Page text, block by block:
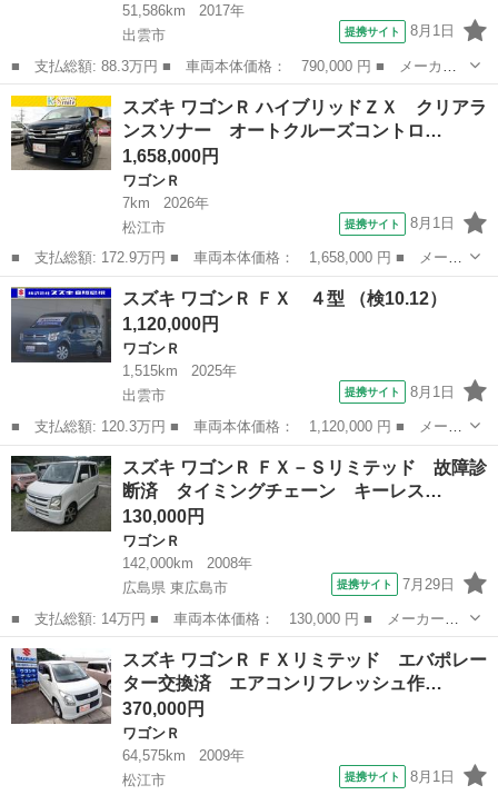
51,586km
2017年
出雲市
提携サイト 8月1日
■ 支払総額: 88.3万円 ■ 車両本体価格： 790,000 円 ■ メーカー
名： スズキ ■ 車種名： ワゴンＲ ■ グレード名： ＨＹＢＲＩ
Ｄ ＦＸ ４ＷＤ ナビゲーション ＥＴＣ ４ＷＤ 全方位カメ
ラ ナビ ＥＴ...
島根 出雲市 ワゴンＲ
スズキ ワゴンＲ ハイブリッドＺＸ クリアラ
ンスソナー オートクルーズコントロ…
1,658,000円
ワゴンＲ
7km
2026年
松江市
提携サイト 8月1日
■ 支払総額: 172.9万円 ■ 車両本体価格： 1,658,000 円 ■ メーカ
ー名： スズキ ■ 車種名： ワゴンＲ ■ グレード名： ハイブリ
ッドＺＸ クリアランスソナー オートクルーズコントロール レー
ンアシス...
島根 松江市 ワゴンＲ
スズキ ワゴンＲ ＦＸ ４型 （検10.12）
1,120,000円
ワゴンＲ
1,515km
2025年
出雲市
提携サイト 8月1日
■ 支払総額: 120.3万円 ■ 車両本体価格： 1,120,000 円 ■ メーカ
ー名： スズキ ■ 車種名： ワゴンＲ ■ グレード名： ＦＸ ４
型 ■ 排気量： 660cc ■ ドア枚数： 5D ■ ミッション： ...
島根 出雲市 ワゴンＲ
スズキ ワゴンＲ ＦＸ－Ｓリミテッド 故障診
断済 タイミングチェーン キーレス…
130,000円
ワゴンＲ
142,000km
2008年
広島県 東広島市
提携サイト 7月29日
■ 支払総額: 14万円 ■ 車両本体価格： 130,000 円 ■ メーカー
名： スズキ ■ 車種名： ワゴンＲ ■ グレード名： ＦＸ－Ｓリ
ミテッド 故障診断済 タイミングチェーン キーレス 電動格納ミ
ラー 盗難防止装...
広島 ワゴンＲ
スズキ ワゴンＲ ＦＸリミテッド エバポレー
ター交換済 エアコンリフレッシュ作…
370,000円
ワゴンＲ
64,575km
2009年
松江市
提携サイト 8月1日